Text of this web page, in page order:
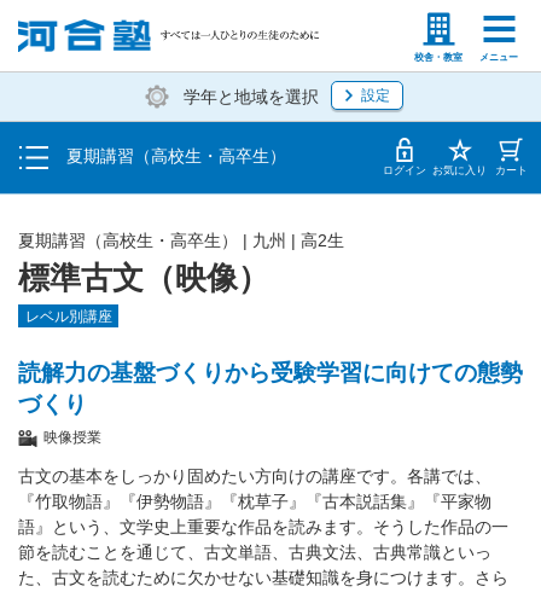
校舎・教室 メニュー
塾生の方 高等学校の先生
学年と地域を選択 設定
夏期講習（高校生・高卒生）
受講料・お申し込み方法
受講開始までの流れ
校舎・教室一覧 ログイン お気に入り カート
標準古文（映像）
夏期講習（高校生・高卒生） | 九州 | 高2生
レベル別講座
読解力の基盤づくりから受験学習に向けての態勢
づくり
映像授業
古文の基本をしっかり固めたい方向けの講座です。各講では、
『竹取物語』『伊勢物語』『枕草子』『古本説話集』『平家物
語』という、文学史上重要な作品を読みます。そうした作品の一
節を読むことを通じて、古文単語、古典文法、古典常識といっ
た、古文を読むために欠かせない基礎知識を身につけます。さら